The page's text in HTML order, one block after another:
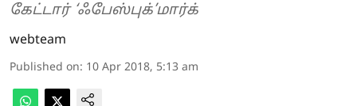
கேட்டார் ‘ஃபேஸ்புக்’மார்க்
webteam
Published on: 10 Apr 2018, 5:13 am